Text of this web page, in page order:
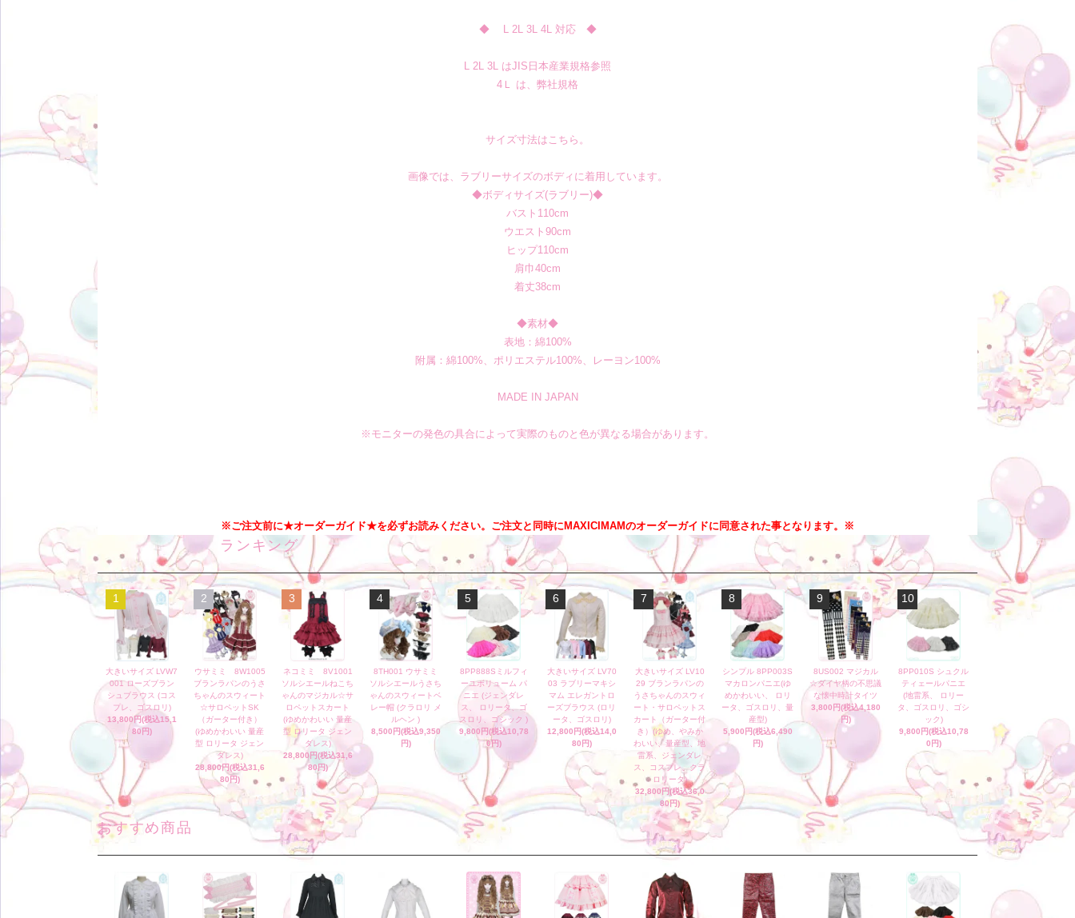
◆ L 2L 3L 4L 対応 ◆
L 2L 3L はJIS日本産業規格参照
4Ｌ は、弊社規格
サイズ寸法はこちら。
画像では、ラブリーサイズのボディに着用しています。
◆ボディサイズ(ラブリー)◆
バスト110cm
ウエスト90cm
ヒップ110cm
肩巾40cm
着丈38cm
◆素材◆
表地：綿100%
附属：綿100%、ポリエステル100%、レーヨン100%
MADE IN JAPAN
※モニターの発色の具合によって実際のものと色が異なる場合があります。
※ご注文前に★オーダーガイド★を必ずお読みください。ご注文と同時にMAXICIMAMのオーダーガイドに同意された事となります。※
ランキング
1
大きいサイズ LVW7
001 ローズブラン
シュブラウス (コス
プレ、ゴスロリ)
13,800円(税込15,1
80円)
2
ウサミミ 8W1005
ブランラパンのうさ
ちゃんのスウィート
☆サロペットSK
（ガーター付き）
(ゆめかわいい 量産
型 ロリータ ジェン
ダレス)
28,800円(税込31,6
80円)
3
ネコミミ 8V1001
ソルシエールねこち
ゃんのマジカル☆サ
ロペットスカート
(ゆめかわいい 量産
型 ロリータ ジェン
ダレス)
28,800円(税込31,6
80円)
4
8TH001 ウサミミ
ソルシエールうさち
ゃんのスウィートベ
レー帽 (クラロリ メ
ルヘン )
8,500円(税込9,350
円)
5
8PP888Sミルフィ
ーユボリューム パ
ニエ (ジェンダレ
ス、 ロリータ、ゴ
スロリ、ゴシック )
9,800円(税込10,78
0円)
6
大きいサイズ LV70
03 ラブリーマキシ
マム エレガントロ
ーズブラウス (ロリ
ータ、ゴスロリ)
12,800円(税込14,0
80円)
7
大きいサイズ LV10
29 ブランラパンの
うさちゃんのスウィ
ート・サロペットス
カート（ガーター付
き）(ゆめ、やみか
わいい、量産型、地
雷系、ジェンダレ
ス、コスプレ、クラ
ロリータ)
32,800円(税込36,0
80円)
8
シンプル 8PP003S
マカロンパニエ(ゆ
めかわいい、 ロリ
ータ、ゴスロリ、量
産型)
5,900円(税込6,490
円)
9
8US002 マジカル
☆ダイヤ柄の不思議
な懐中時計タイツ
3,800円(税込4,180
円)
10
8PP010S シュクル
ティェールパニエ
(地雷系、 ロリー
タ、ゴスロリ、ゴシ
ック)
9,800円(税込10,78
0円)
おすすめ商品